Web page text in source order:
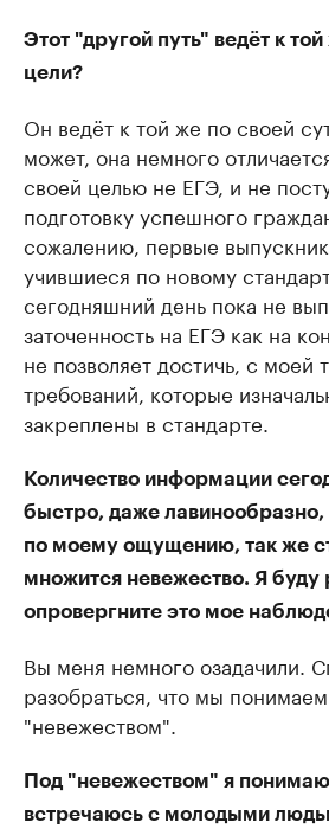
Этот "другой путь" ведёт к
цели?
Он ведёт к той же по своей
может, она немного
своей целью не ЕГЭ, и не
подготовку успешного
сожалению, первые
учившиеся по новому
сегодняшний день пока не
заточенность на ЕГЭ как на
не позволяет достичь, с моей
требований, которые
закреплены в стандарте.
Количество информации
быстро, даже лавинообразно,
по моему ощущению, так же
множится невежество. Я буду
опровергните это мое
Вы меня немного озадачили.
разобраться, что мы
"невежеством".
Под "невежеством" я
встречаюсь с молодыми